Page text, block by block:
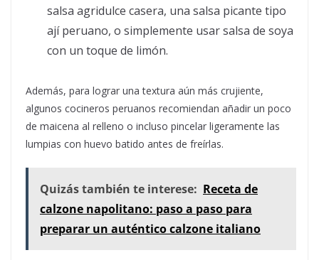
salsa agridulce casera, una salsa picante tipo
ají peruano, o simplemente usar salsa de soya
con un toque de limón.
Además, para lograr una textura aún más crujiente,
algunos cocineros peruanos recomiendan añadir un poco
de maicena al relleno o incluso pincelar ligeramente las
lumpias con huevo batido antes de freírlas.
Quizás también te interese: Receta de
calzone napolitano: paso a paso para
preparar un auténtico calzone italiano